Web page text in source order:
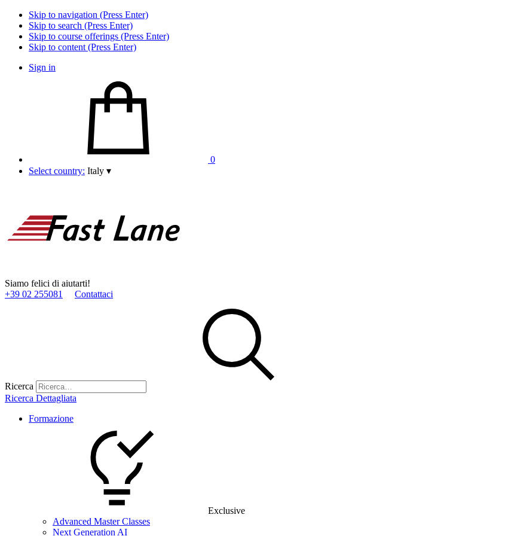
Skip to navigation (Press Enter)
Skip to search (Press Enter)
Skip to course offerings (Press Enter)
Skip to content (Press Enter)
Sign in
0
Select country: Italy ▾
Siamo felici di aiutarti!
+39 02 255081
Contattaci
Ricerca
Ricerca Dettagliata
Formazione
Exclusive
Advanced Master Classes
Next Generation AI